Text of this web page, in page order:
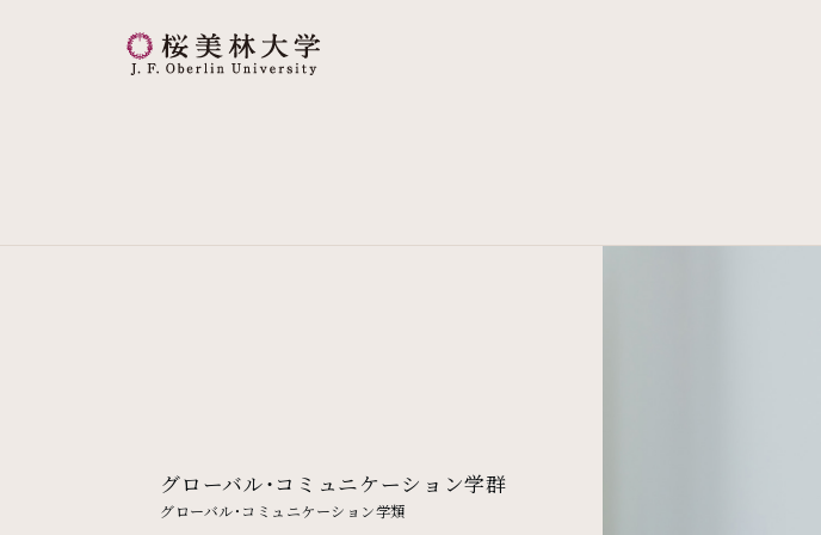
桜美林大学 トップページ
グローバル・コミュニケーション学群
グローバル・コミュニケーション学類